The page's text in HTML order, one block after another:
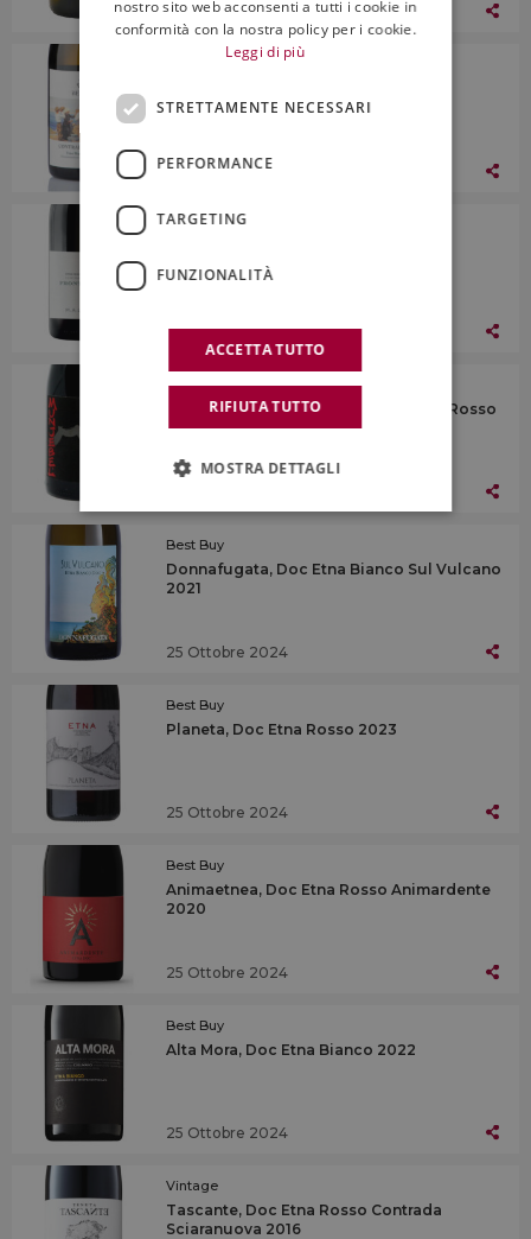
25 Ottobre 2024
Allo scaffale
Contrada Rinazzo 2022
25 Ottobre 2024
Allo scaffale
Contrada Volpare Frontebosco 2023
25 Ottobre 2024
La Griffe
Frank Cornelissen, Terre Siciliane Igt Rosso
Munjebel FM Sottana 2021
Best Buy
Donnafugata, Doc Etna Bianco Sul Vulcano
2021
25 Ottobre 2024
Best Buy
Planeta, Doc Etna Rosso 2023
25 Ottobre 2024
Best Buy
Animaetnea, Doc Etna Rosso Animardente
2020
25 Ottobre 2024
Best Buy
Alta Mora, Doc Etna Bianco 2022
25 Ottobre 2024
Vintage
Tascante, Doc Etna Rosso Contrada
Sciaranuova 2016
nostro sito web acconsenti a tutti i cookie in
conformità con la nostra policy per i cookie.
Leggi di più
STRETTAMENTE NECESSARI
PERFORMANCE
TARGETING
FUNZIONALITÀ
ACCETTA TUTTO
RIFIUTA TUTTO
MOSTRA DETTAGLI